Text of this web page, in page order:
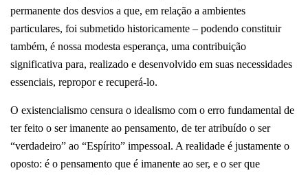
permanente dos desvios a que, em relação a ambientes
particulares, foi submetido historicamente – podendo constituir
também, é nossa modesta esperança, uma contribuição
significativa para, realizado e desenvolvido em suas necessidades
essenciais, repropor e recuperá-lo.
O existencialismo censura o idealismo com o erro fundamental de
ter feito o ser imanente ao pensamento, de ter atribuído o ser
“verdadeiro” ao “Espírito” impessoal. A realidade é justamente o
oposto: é o pensamento que é imanente ao ser, e o ser que